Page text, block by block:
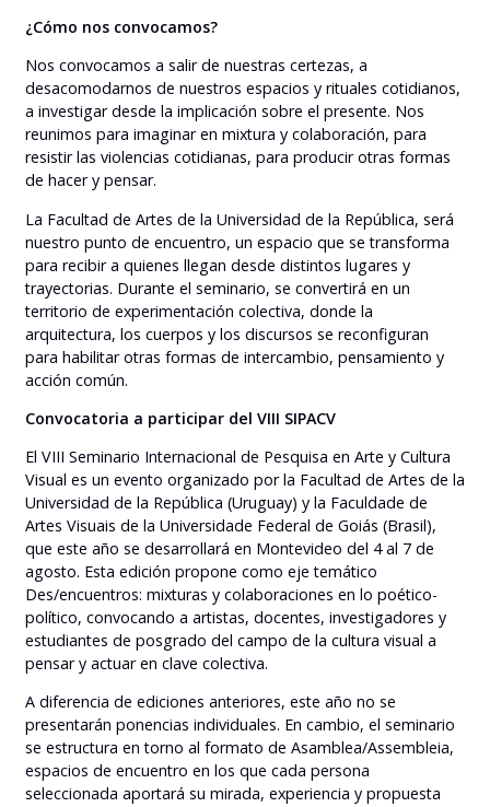
¿Cómo nos convocamos?
Nos convocamos a salir de nuestras certezas, a
desacomodarnos de nuestros espacios y rituales cotidianos,
a investigar desde la implicación sobre el presente. Nos
reunimos para imaginar en mixtura y colaboración, para
resistir las violencias cotidianas, para producir otras formas
de hacer y pensar.
La Facultad de Artes de la Universidad de la República, será
nuestro punto de encuentro, un espacio que se transforma
para recibir a quienes llegan desde distintos lugares y
trayectorias. Durante el seminario, se convertirá en un
territorio de experimentación colectiva, donde la
arquitectura, los cuerpos y los discursos se reconfiguran
para habilitar otras formas de intercambio, pensamiento y
acción común.
Convocatoria a participar del VIII SIPACV
El VIII Seminario Internacional de Pesquisa en Arte y Cultura
Visual es un evento organizado por la Facultad de Artes de la
Universidad de la República (Uruguay) y la Faculdade de
Artes Visuais de la Universidade Federal de Goiás (Brasil),
que este año se desarrollará en Montevideo del 4 al 7 de
agosto. Esta edición propone como eje temático
Des/encuentros: mixturas y colaboraciones en lo poético-
político, convocando a artistas, docentes, investigadores y
estudiantes de posgrado del campo de la cultura visual a
pensar y actuar en clave colectiva.
A diferencia de ediciones anteriores, este año no se
presentarán ponencias individuales. En cambio, el seminario
se estructura en torno al formato de Asamblea/Assembleia,
espacios de encuentro en los que cada persona
seleccionada aportará su mirada, experiencia y propuesta